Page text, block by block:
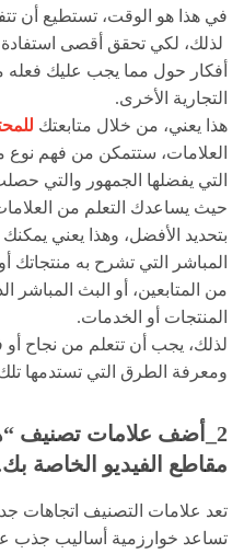
في هذا هو الوقت، تستطيع أن
لذلك، لكي تحقق أقصى
أفكار حول مما يجب عليك فعله
التجارية الأخرى.
هذا يعني، من خلال متابعتك
العلامات، ستتمكن من فهم نوع
التي يفضلها الجمهور والتي
حيث يساعدك التعلم من
بتحديد الأفضل، وهذا يعني
المباشر التي تشرح به
من المتابعين، أو البث
المنتجات أو الخدمات.
لذلك، يجب أن تتعلم من نجاح أو
ومعرفة الطرق التي تستدمها تلك
2_أضف علامات تصنيف
مقاطع الفيديو الخاصة
تعد علامات التصنيف اتجاهات
تساعد خوارزمية أساليب جذب